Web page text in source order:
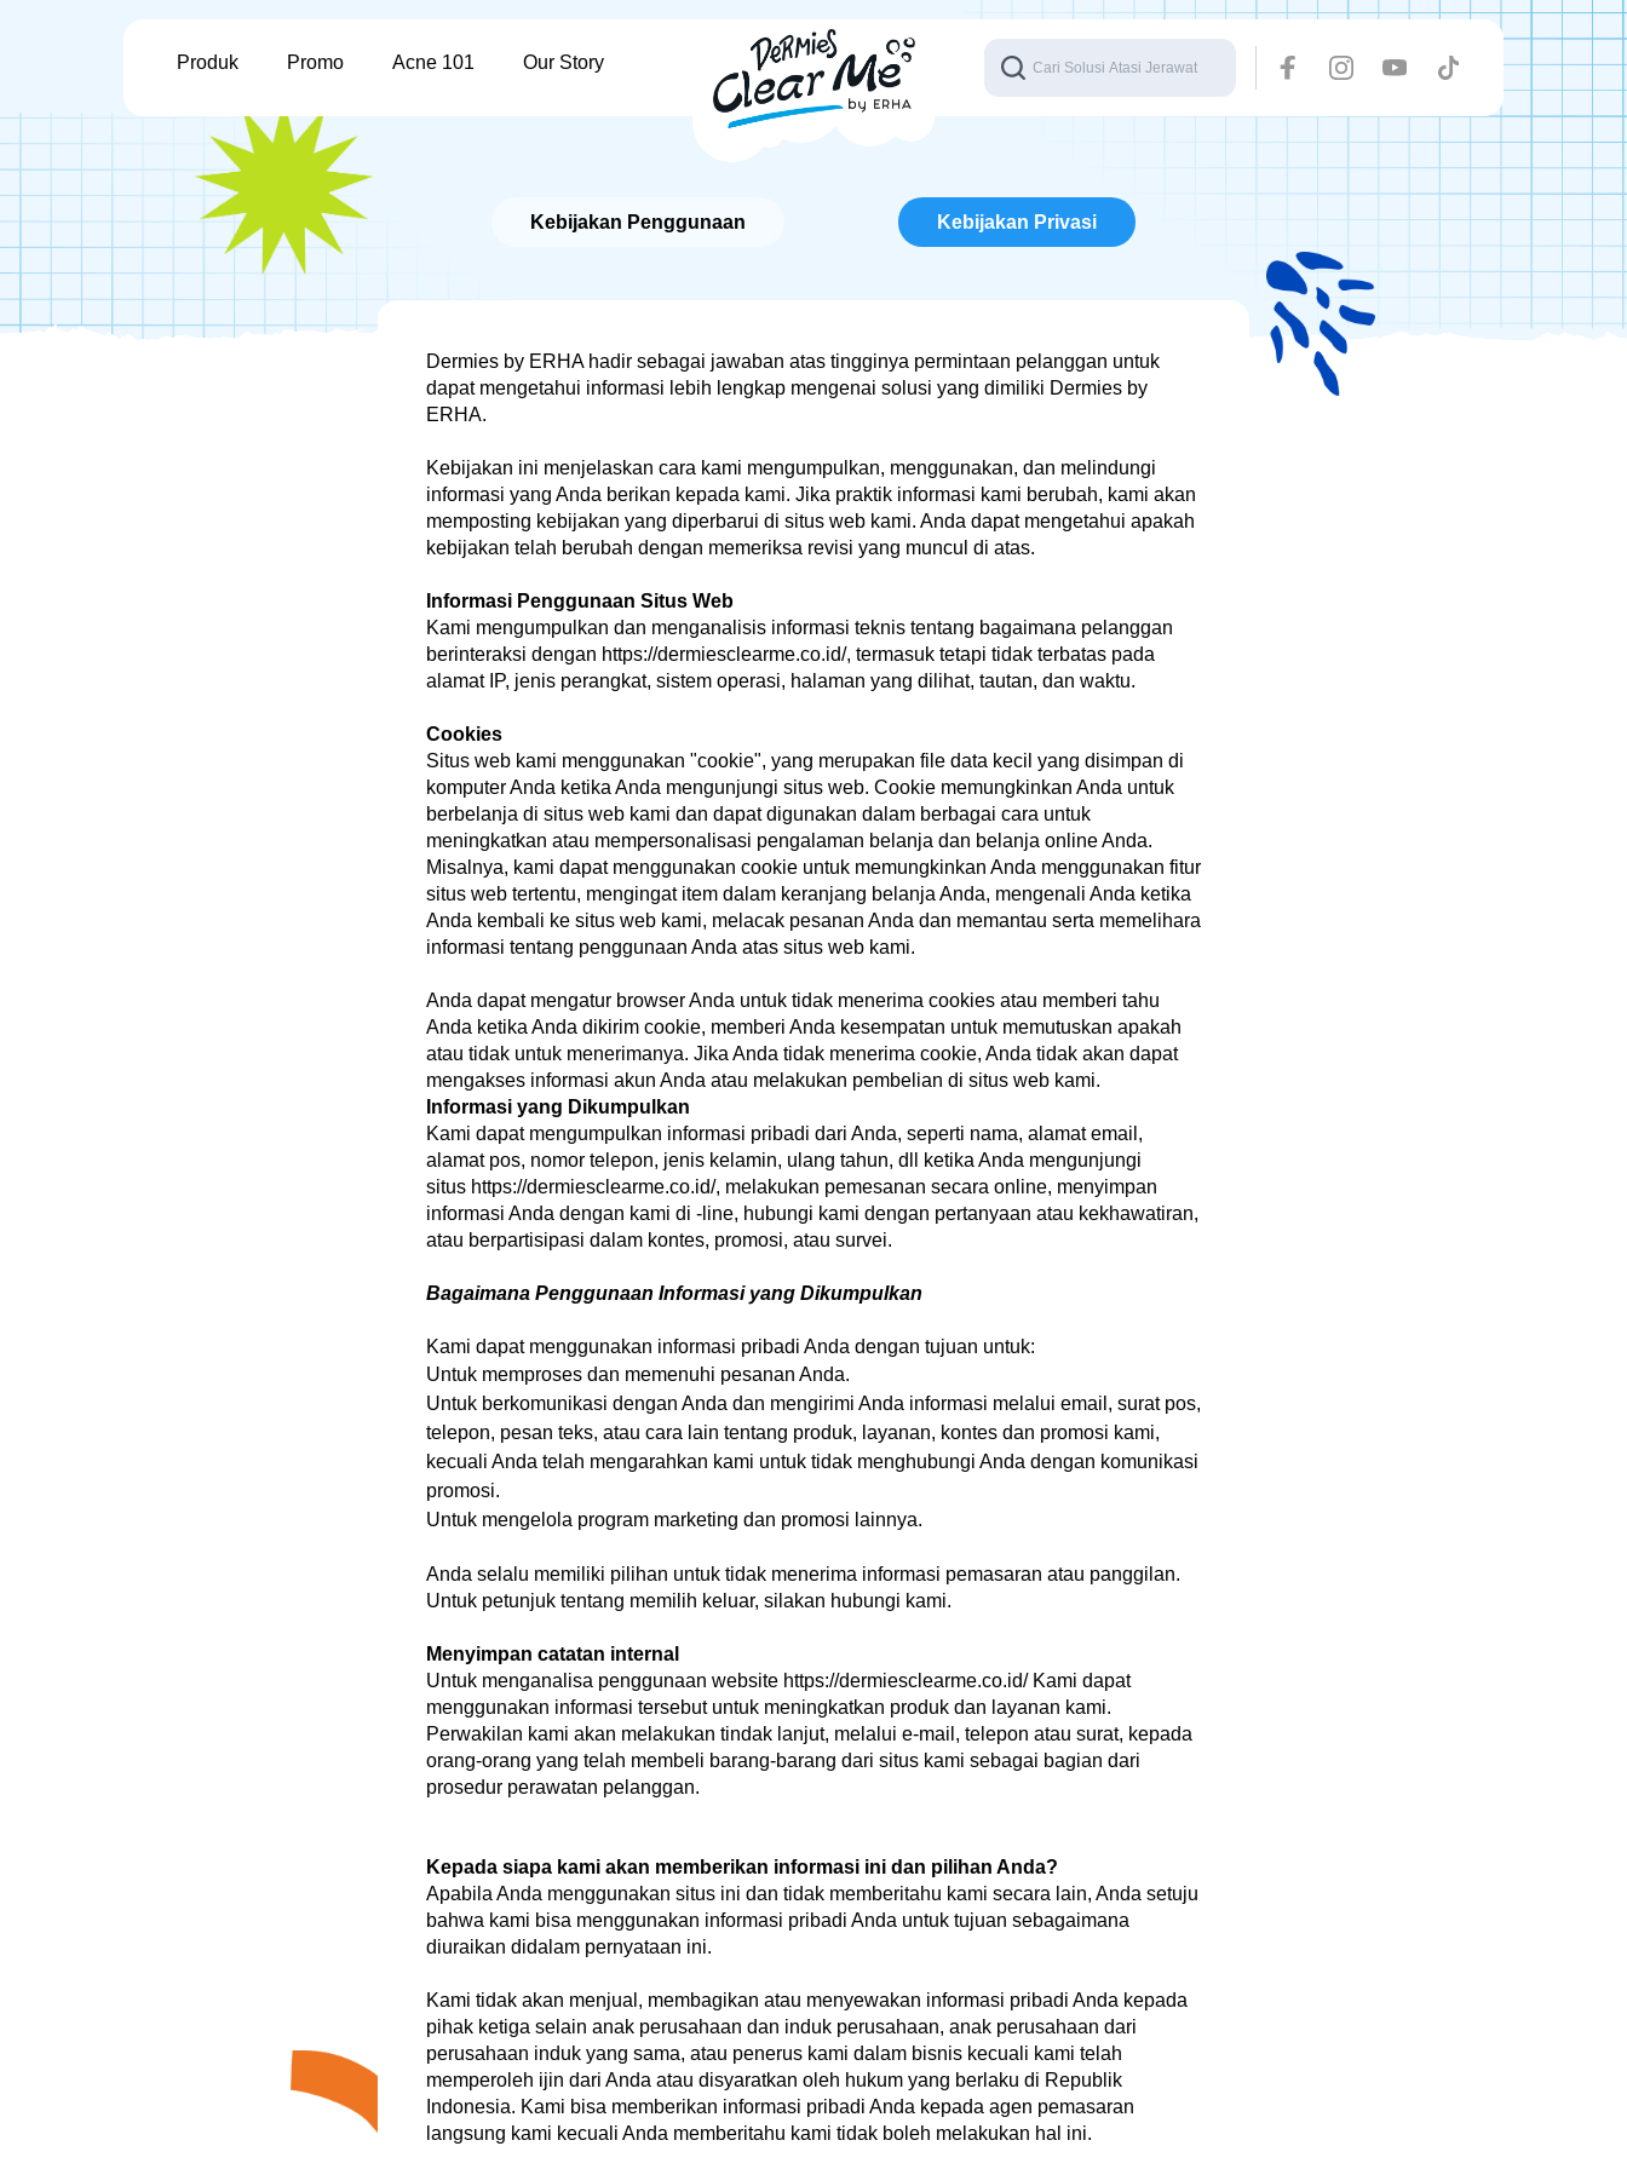
Produk
Promo Acne 101 Our Story
Kami menemukan 30 hasil untuk kata
"Serum”
Pencarian Populer
Pencarian Terakhir
Facial
Kebijakan Penggunaan Kebijakan Privasi
Dermies by ERHA hadir sebagai jawaban atas tingginya permintaan pelanggan untuk
dapat mengetahui informasi lebih lengkap mengenai solusi yang dimiliki Dermies by
ERHA.
Kebijakan ini menjelaskan cara kami mengumpulkan, menggunakan, dan melindungi
informasi yang Anda berikan kepada kami. Jika praktik informasi kami berubah, kami akan
memposting kebijakan yang diperbarui di situs web kami. Anda dapat mengetahui apakah
kebijakan telah berubah dengan memeriksa revisi yang muncul di atas.
Informasi Penggunaan Situs Web
Kami mengumpulkan dan menganalisis informasi teknis tentang bagaimana pelanggan
berinteraksi dengan https://dermiesclearme.co.id/, termasuk tetapi tidak terbatas pada
alamat IP, jenis perangkat, sistem operasi, halaman yang dilihat, tautan, dan waktu.
Cookies
Situs web kami menggunakan "cookie", yang merupakan file data kecil yang disimpan di
komputer Anda ketika Anda mengunjungi situs web. Cookie memungkinkan Anda untuk
berbelanja di situs web kami dan dapat digunakan dalam berbagai cara untuk
meningkatkan atau mempersonalisasi pengalaman belanja dan belanja online Anda.
Misalnya, kami dapat menggunakan cookie untuk memungkinkan Anda menggunakan fitur
situs web tertentu, mengingat item dalam keranjang belanja Anda, mengenali Anda ketika
Anda kembali ke situs web kami, melacak pesanan Anda dan memantau serta memelihara
informasi tentang penggunaan Anda atas situs web kami.
Anda dapat mengatur browser Anda untuk tidak menerima cookies atau memberi tahu
Anda ketika Anda dikirim cookie, memberi Anda kesempatan untuk memutuskan apakah
atau tidak untuk menerimanya. Jika Anda tidak menerima cookie, Anda tidak akan dapat
mengakses informasi akun Anda atau melakukan pembelian di situs web kami.
Informasi yang Dikumpulkan
Kami dapat mengumpulkan informasi pribadi dari Anda, seperti nama, alamat email,
alamat pos, nomor telepon, jenis kelamin, ulang tahun, dll ketika Anda mengunjungi
situs https://dermiesclearme.co.id/, melakukan pemesanan secara online, menyimpan
informasi Anda dengan kami di -line, hubungi kami dengan pertanyaan atau kekhawatiran,
atau berpartisipasi dalam kontes, promosi, atau survei.
Bagaimana Penggunaan Informasi yang Dikumpulkan
Kami dapat menggunakan informasi pribadi Anda dengan tujuan untuk:
Untuk memproses dan memenuhi pesanan Anda.
Untuk berkomunikasi dengan Anda dan mengirimi Anda informasi melalui email, surat pos,
telepon, pesan teks, atau cara lain tentang produk, layanan, kontes dan promosi kami,
kecuali Anda telah mengarahkan kami untuk tidak menghubungi Anda dengan komunikasi
promosi.
Untuk mengelola program marketing dan promosi lainnya.
Anda selalu memiliki pilihan untuk tidak menerima informasi pemasaran atau panggilan.
Untuk petunjuk tentang memilih keluar, silakan hubungi kami.
Menyimpan catatan internal
Untuk menganalisa penggunaan website https://dermiesclearme.co.id/Kami dapat
menggunakan informasi tersebut untuk meningkatkan produk dan layanan kami.
Perwakilan kami akan melakukan tindak lanjut, melalui e-mail, telepon atau surat, kepada
orang-orang yang telah membeli barang-barang dari situs kami sebagai bagian dari
prosedur perawatan pelanggan.
Kepada siapa kami akan memberikan informasi ini dan pilihan Anda?
Apabila Anda menggunakan situs ini dan tidak memberitahu kami secara lain, Anda setuju
bahwa kami bisa menggunakan informasi pribadi Anda untuk tujuan sebagaimana
diuraikan didalam pernyataan ini.
Kami tidak akan menjual, membagikan atau menyewakan informasi pribadi Anda kepada
pihak ketiga selain anak perusahaan dan induk perusahaan, anak perusahaan dari
perusahaan induk yang sama, atau penerus kami dalam bisnis kecuali kami telah
memperoleh ijin dari Anda atau disyaratkan oleh hukum yang berlaku di Republik
Indonesia. Kami bisa memberikan informasi pribadi Anda kepada agen pemasaran
langsung kami kecuali Anda memberitahu kami tidak boleh melakukan hal ini.